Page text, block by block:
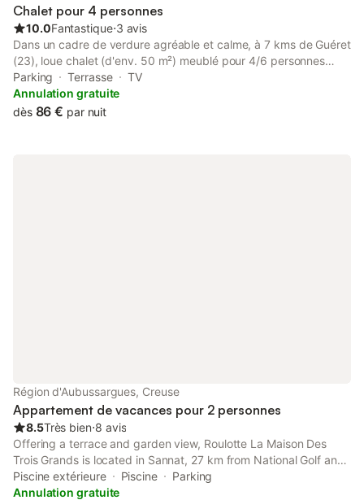
Chalet pour 4 personnes
10.0Fantastique⋅3 avis
Dans un cadre de verdure agréable et calme, à 7 kms de Guéret
(23), loue chalet (d'env. 50 m²) meublé pour 4/6 personnes
comprenant : - 1 x cuisine intégrée équipée de plaques de
cuisson, four, hotte, évier, lave-vaisselle, micro-onde,
rangements, etc …, - 1 x séjour avec table et chaises, - 1 x salon
Parking Terrasse
TV
Annulation gratuite
dès 86 € par nuit
Région d'Aubussargues, Creuse
Appartement de vacances pour 2 personnes
8.5Très bien⋅8 avis
Offering a terrace and garden view, Roulotte La Maison Des
Trois Grands is located in Sannat, 27 km from National Golf and
37 km from Sainte-Agathe Golf Course. This apartment has a
plunge pool, a garden and free private parking.
Piscine extérieure Piscine
Parking
Annulation gratuite